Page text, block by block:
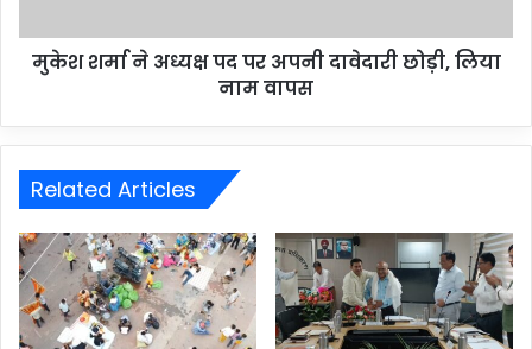
मुकेश शर्मा ने अध्यक्ष पद पर अपनी दावेदारी छोड़ी, लिया
नाम वापस
Related Articles